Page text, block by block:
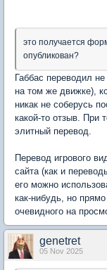
это получается
опубликован?
Габбас переводил
на том же движке),
никак не соберусь
какой-то отзыв. При
элитный перевод.
Перевод игрового
сайта (как и
его можно
как-нибудь, но
очевидного на
genetret
05 Nov 2025